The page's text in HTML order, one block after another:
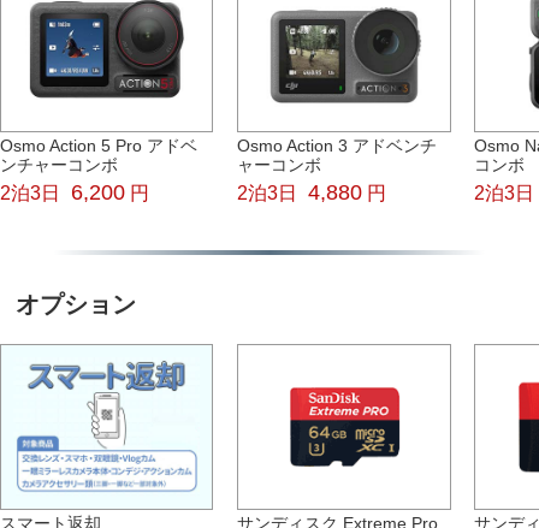
Osmo Action 5 Pro アドベ
ンチャーコンボ
2泊3日 6,200 円
Osmo Action 3 アドベンチ
ャーコンボ
2泊3日 4,880 円
Osmo
コンボ
2泊3日
オプション
スマート返却
サンディスク Extreme Pro
サンデ